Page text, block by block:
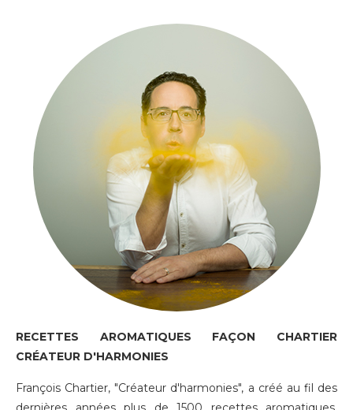
RECETTES AROMATIQUES FAÇON CHARTIER
CRÉATEUR D'HARMONIES
François Chartier, "Créateur d'harmonies", a créé au fil des